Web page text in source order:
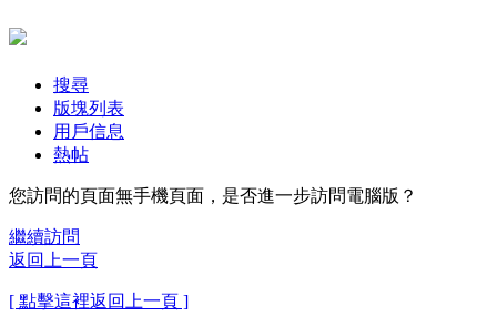
搜尋
版塊列表
用戶信息
熱帖
您訪問的頁面無手機頁面，是否進一步訪問電腦版？
繼續訪問
返回上一頁
[ 點擊這裡返回上一頁 ]